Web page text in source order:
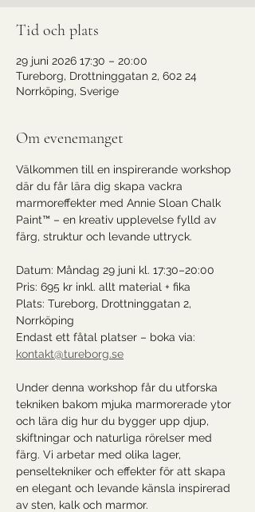
Tid och plats
29 juni 2026 17:30 – 20:00
Tureborg, Drottninggatan 2, 602 24
Norrköping, Sverige
Om evenemanget
Välkommen till en inspirerande workshop
där du får lära dig skapa vackra
marmoreffekter med Annie Sloan Chalk
Paint™ – en kreativ upplevelse fylld av
färg, struktur och levande uttryck.
Datum: Måndag 29 juni kl. 17:30–20:00
Pris: 695 kr inkl. allt material + fika
Plats: Tureborg, Drottninggatan 2,
Norrköping
Endast ett fåtal platser – boka via:
kontakt@tureborg.se
Under denna workshop får du utforska
tekniken bakom mjuka marmorerade ytor
och lära dig hur du bygger upp djup,
skiftningar och naturliga rörelser med
färg. Vi arbetar med olika lager,
penseltekniker och effekter för att skapa
en elegant och levande känsla inspirerad
av sten, kalk och marmor.